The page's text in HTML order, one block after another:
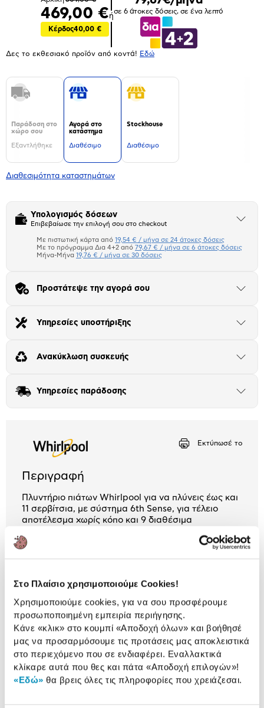
Στο Πλαίσιο χρησιμοποιούμε Cookies!
Χρησιμοποιούμε cookies, για να σου προσφέρουμε
προσωποποιημένη εμπειρία περιήγησης.
Κάνε «κλικ» στο κουμπί «Αποδοχή όλων» και βοήθησέ
μας να προσαρμόσουμε τις προτάσεις μας αποκλειστικά
στο περιεχόμενο που σε ενδιαφέρει. Εναλλακτικά
κλίκαρε αυτά που θες και πάτα «Αποδοχή επιλογών»!
«Εδώ» θα βρεις όλες τις πληροφορίες που χρειάζεσαι.
469,00 €
Κέρδος40,00 €
ή
σε 6 άτοκες δόσεις, σε ένα λεπτό
Δες το εκθεσιακό προϊόν από κοντά! Eδώ
Παράδοση στο
χώρο σου
Εξαντλήθηκε
Αγορά στο
κατάστημα
Διαθέσιμο
Stockhouse
Διαθέσιμο
Διαθεσιμότητα καταστημάτων
Υπολογισμός δόσεων
Επιβεβαίωσε την επιλογή σου στο checkout
Άνοιξε
Πιστωτική κάρτα
Μήνα Μήνα
Αριθμός δόσεων
Με πιστωτική κάρτα από 19,54 € / μήνα σε 24 άτοκες δόσεις
Με το πρόγραμμα Δια 4+2 από 79,67 € / μήνα σε 6 άτοκες δόσεις
Μήνα-Μήνα 19,76 € / μήνα σε 30 δόσεις
Προστάτεψε την αγορά σου
Άνοιξε
Υπηρεσίες υποστήριξης
Άνοιξε
Ανακύκλωση συσκευής
Άνοιξε
Υπηρεσίες παράδοσης
Άνοιξε
Εκτύπωσέ το
Περιγραφή
Πλυντήριο πιάτων Whirlpool για να πλύνεις έως και
11 σερβίτσια, με σύστημα 6th Sense, για τέλειο
αποτέλεσμα χωρίς κόπο και 9 διαθέσιμα
Χαρακτηριστικά
Αριθμός Σερβίτσιων: 11 Τεμ.
Ενεργειακή κλάση: C
Αριθμός προγραμμάτων: 9